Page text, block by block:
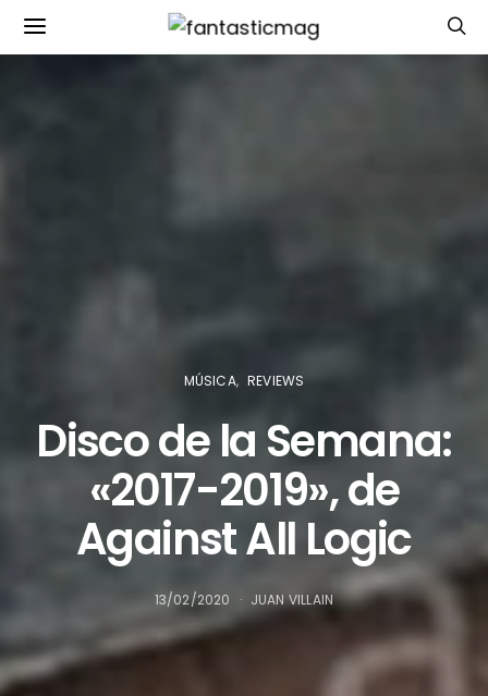
MÚSICA REVIEWS
Disco de la Semana:
«2017-2019», de
Against All Logic
13/02/2020 JUAN VILLAIN